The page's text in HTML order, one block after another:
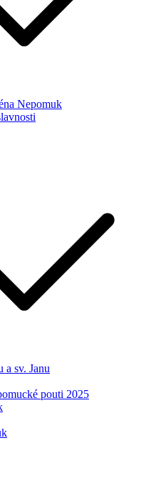
Nepomuk
a sv. Janu
pouti 2025